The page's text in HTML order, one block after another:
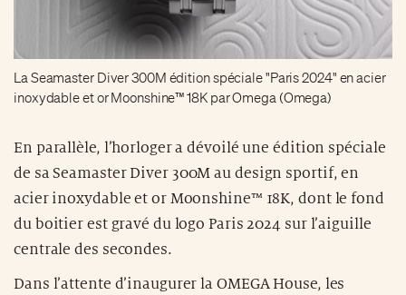
La Seamaster Diver 300M édition spéciale "Paris 2024" en acier
inoxydable et or Moonshine™ 18K par Omega (Omega)
En parallèle, l’horloger a dévoilé une édition spéciale
de sa Seamaster Diver 300M au design sportif, en
acier inoxydable et or Moonshine™ 18K, dont le fond
du boitier est gravé du logo Paris 2024 sur l’aiguille
centrale des secondes.
Dans l’attente d’inaugurer la OMEGA House, les